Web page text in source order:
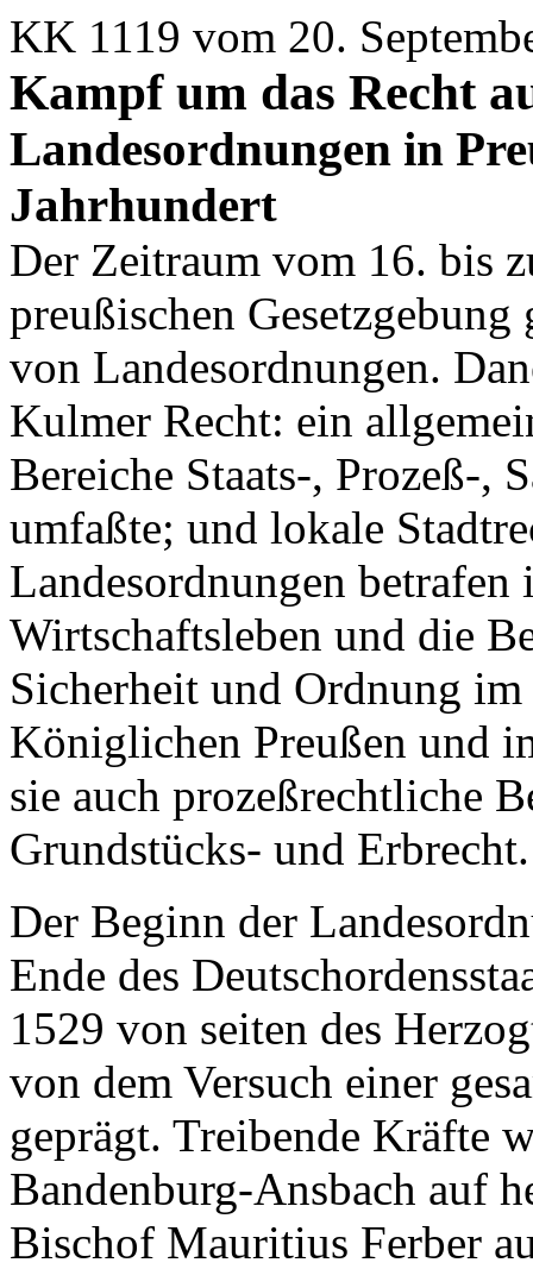
KK 1119 vom 20.
Kampf um das Recht
Landesordnungen in
Jahrhundert
Der Zeitraum vom 16. bis
preußischen
von Landesordnungen.
Kulmer Recht: ein
Bereiche Staats-, Prozeß-,
umfaßte; und lokale
Landesordnungen betrafen
Wirtschaftsleben und die
Sicherheit und Ordnung
Königlichen Preußen und
sie auch prozeßrechtliche
Grundstücks- und Erbrecht.
Der Beginn der
Ende des
1529 von seiten des
von dem Versuch einer
geprägt. Treibende Kräfte
Bandenburg-Ansbach auf
Bischof Mauritius Ferber